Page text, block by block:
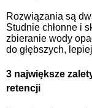
Rozwiązania są
Studnie chłonne i
zbieranie wody
do głębszych,
3 największe
retencji